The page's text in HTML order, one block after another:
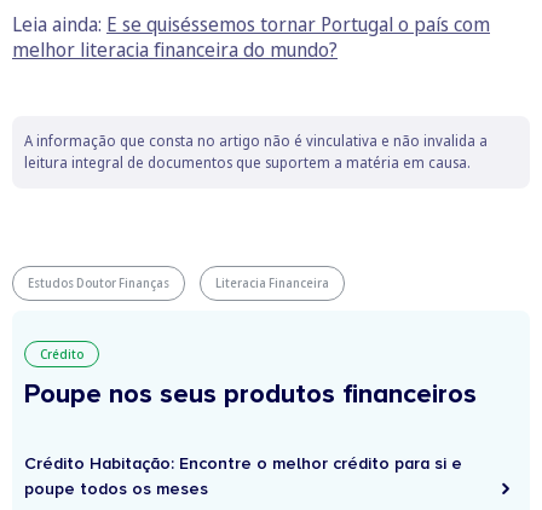
Leia ainda: E se quiséssemos tornar Portugal o país com
melhor literacia financeira do mundo?
A informação que consta no artigo não é vinculativa e não invalida a
leitura integral de documentos que suportem a matéria em causa.
Estudos Doutor Finanças Literacia Financeira
Crédito
Poupe nos seus produtos financeiros
Crédito Habitação: Encontre o melhor crédito para si e
poupe todos os meses